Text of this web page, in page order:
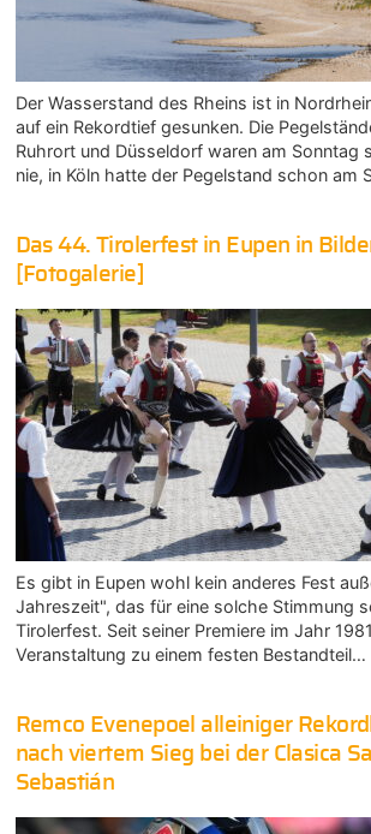
Der Wasserstand des Rheins ist in
auf ein Rekordtief gesunken. Die
Ruhrort und Düsseldorf waren am Sonntag
nie, in Köln hatte der Pegelstand schon am
Das 44. Tirolerfest in Eupen in
[Fotogalerie]
Es gibt in Eupen wohl kein anderes Fest
Jahreszeit", das für eine solche Stimmung
Tirolerfest. Seit seiner Premiere im Jahr
Veranstaltung zu einem festen Bestandteil…
Remco Evenepoel alleiniger
nach viertem Sieg bei der Clasica
Sebastián